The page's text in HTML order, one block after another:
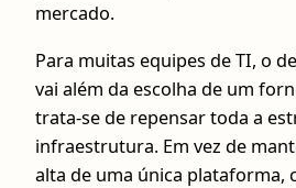
mercado.
Para muitas equipes de TI, o
vai além da escolha de um
trata-se de repensar toda a
infraestrutura. Em vez de
alta de uma única plataforma,